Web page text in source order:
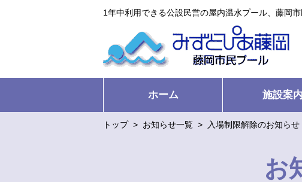
1年中利用できる公設民営の屋内温水プール、藤岡
ホーム 施設案内
トップ > お知らせ一覧 > 入場制限解除のお知らせ
お